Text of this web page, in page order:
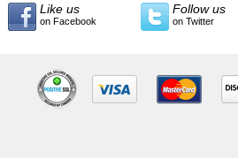
Like us
on Facebook
Follow us
on Twitter